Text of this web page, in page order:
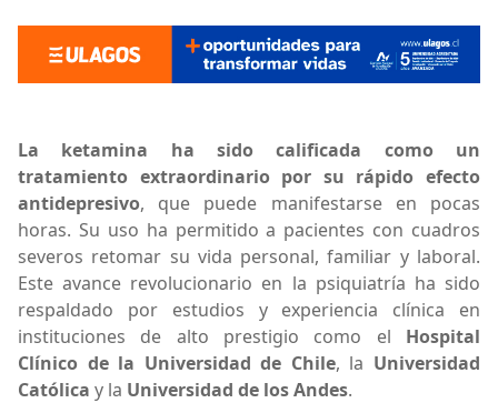
La ketamina ha sido calificada como un
tratamiento extraordinario por su rápido efecto
antidepresivo, que puede manifestarse en pocas
horas. Su uso ha permitido a pacientes con cuadros
severos retomar su vida personal, familiar y laboral.
Este avance revolucionario en la psiquiatría ha sido
respaldado por estudios y experiencia clínica en
instituciones de alto prestigio como el Hospital
Clínico de la Universidad de Chile, la Universidad
Católica y la Universidad de los Andes.